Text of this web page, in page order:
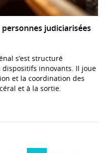
judiciarisées
s’est structuré
dispositifs innovants. Il joue
et la coordination des
et à la sortie.